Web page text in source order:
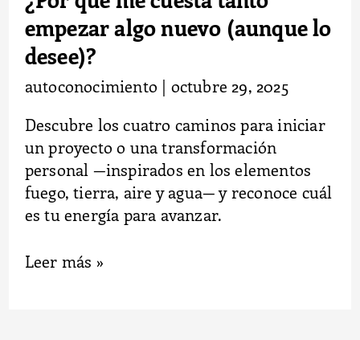
empezar algo nuevo (aunque lo
desee)?
autoconocimiento | octubre 29, 2025
Descubre los cuatro caminos para iniciar
un proyecto o una transformación
personal —inspirados en los elementos
fuego, tierra, aire y agua— y reconoce cuál
es tu energía para avanzar.
lo
desee)?
Leer más »